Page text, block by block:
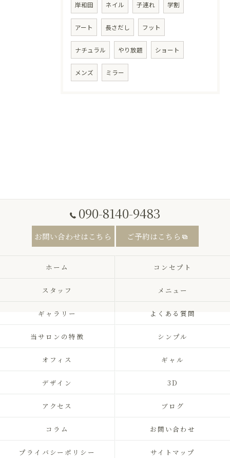
岸和田 ネイル 子連れ 学割
アート 長さだし フット
ナチュラル やり放題 ショート
メンズ ミラー
090-8140-9483
お問い合わせはこちら ご予約はこちら
ホーム コンセプト
スタッフ メニュー
ギャラリー よくある質問
当サロンの特徴 シンプル
オフィス ギャル
デザイン 3D
アクセス ブログ
コラム お問い合わせ
プライバシーポリシー サイトマップ